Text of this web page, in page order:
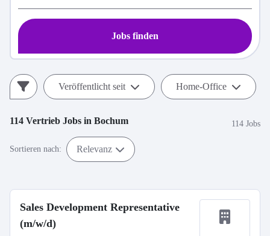
Jobs finden
Veröffentlicht seit Home-Office
114 Vertrieb Jobs in Bochum 114 Jobs
Sortieren nach: Relevanz
Sales Development Representative
(m/w/d)